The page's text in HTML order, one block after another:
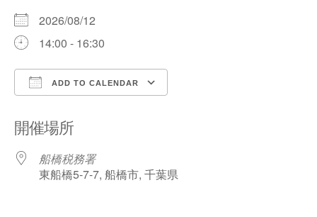
2026/08/12
14:00 - 16:30
ADD TO CALENDAR
開催場所
船橋税務署
東船橋5-7-7, 船橋市, 千葉県